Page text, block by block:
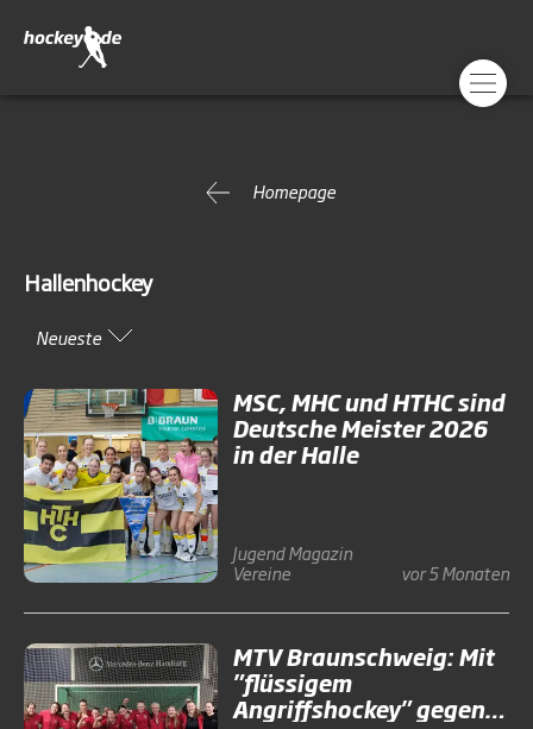
Homepage
Hallenhockey
Neueste
MSC, MHC und HTHC sind
Deutsche Meister 2026
in der Halle
JugendMagazin
Vereine
vor 5 Monaten
MTV Braunschweig: Mit
"flüssigem
Angriffshockey" gegen